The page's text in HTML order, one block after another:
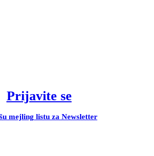
Prijavite se
mejling listu za Newsletter